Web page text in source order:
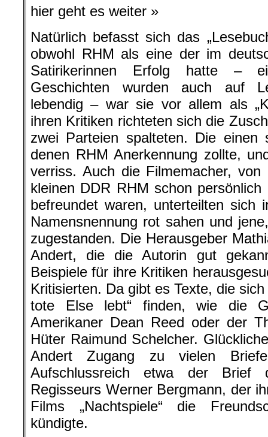
hier geht es weiter »
Natürlich befasst sich das
obwohl RHM als eine der im
Satirikerinnen Erfolg hatte –
Geschichten wurden auch auf
lebendig – war sie vor allem als
ihren Kritiken richteten sich die
zwei Parteien spalteten. Die
denen RHM Anerkennung zollte,
verriss. Auch die Filmemacher,
kleinen DDR RHM schon
befreundet waren, unterteilten sich
Namensnennung rot sahen und
zugestanden. Die Herausgeber
Andert, die die Autorin gut
Beispiele für ihre Kritiken
Kritisierten. Da gibt es Texte, die
tote Else lebt“ finden, wie die
Amerikaner Dean Reed oder der
Hüter Raimund Schelcher.
Andert Zugang zu vielen
Aufschlussreich etwa der Brief
Regisseurs Werner Bergmann, der
Films „Nachtspiele“ die
kündigte.